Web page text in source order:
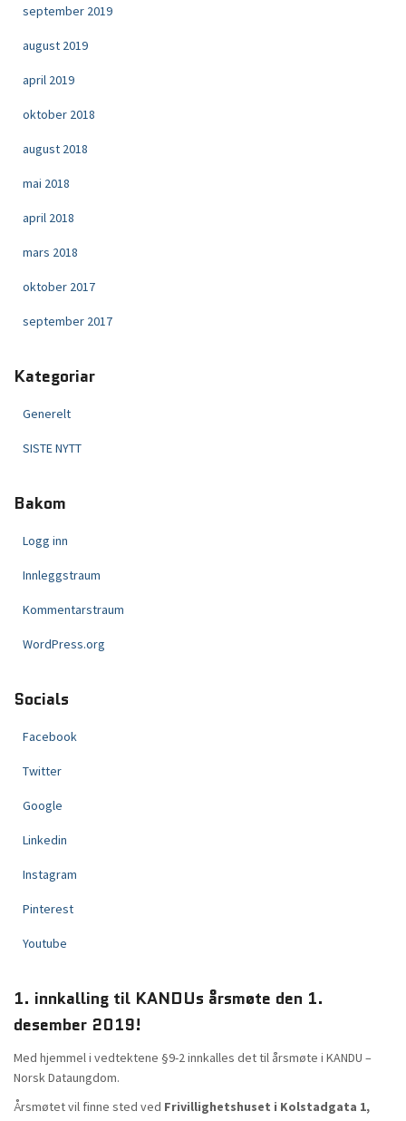
september 2019
august 2019
april 2019
oktober 2018
august 2018
mai 2018
april 2018
mars 2018
oktober 2017
september 2017
Kategoriar
Generelt
SISTE NYTT
Bakom
Logg inn
Innleggstraum
Kommentarstraum
WordPress.org
Socials
Facebook
Twitter
Google
Linkedin
Instagram
Pinterest
Youtube
1. innkalling til KANDUs årsmøte den 1.
desember 2019!
Med hjemmel i vedtektene §9-2 innkalles det til årsmøte i KANDU –
Norsk Dataungdom.
Årsmøtet vil finne sted ved Frivillighetshuset i Kolstadgata 1,